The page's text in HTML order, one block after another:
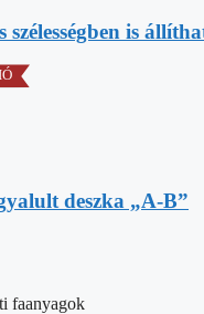
szélességben is
deszka „A-B”
faanyagok